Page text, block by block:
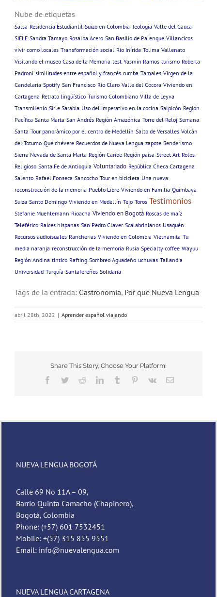
Nube de etiquetas
Salsa Residencia Estudiantil Suizo en Colombia Teologia Valle del Cauca
SIELE Sandra Tamayo Rosalba Acero San Basilio de Palenque Villancicos
vivir como locales Transformación social Rio Inírida Tolima Vallenato
Visitando el museo Casa de la Memoria test Yasmin Ramos turismo Roberta
Padroni similitudes entre español y francés rumba Tamales Virgen de la
Candelaria Spotify San Francisco Rio Claro Valle del Cocora Viviendo en
Cartagena Retrato lingüístico Turismo Colombiano Villa de Leyva
Transmilenio Sirle Sarabia Uso del imperativo en la cocina Salpicón Región
Pacífica Santa Marta San Andrés Región Amazónica Torre del Reloj Semana
Santa Tour panorámico por el centro de Medellín Salto de Versalles Volcán
del Totumo Qué chévere Recuerdos de Nueva Lengua zapote Senderismo
Sierra Nevada de Santa Marta Región Caribe Región paisa Street Art Rolos
Religioso Santa Fe de Antioquia Voluntariado República Checa Cartagena
Salento Rafael Fonseca Sancocho Tour en bicicleta Una nueva
reconstrucción de la memoria Pueblo Libre Viviendo en Familia Quimbaya
Suiza Santo Domingo Viviendo en Medellín Tejo Toros Testimonios
Stefanie Muehlemann Rioacha Viviendo en Bogotá Roscas de maíz
Teleférico Raíces hispanas San Pedro Claver Scalabrinianos Usaquén
Recursos audioisuales Rancherias Viviendo en Colombia Vietnamita Tu
media naranja reconstrucción de la memoria Rusia Specialty coffee Wayuu
Región Andina tintico Rafting Sombreo Aguadeño uchuvas Tailandia
Universidad Turquía Santafereños Solidaria
Tags de la entrada: Gastronomía, Por qué Nueva Lengua
abril 28th, 2022 | Aprender español viajando
Share This Story, Choose Your Platform!
Facebook
TwitterRedditLinkedInTumblr Pinterest
Vk Email
NUEVA LENGUA BOGOTÁ
Calle 69 No 11A – 09,
Barrio Quinta Camacho (Chapinero),
Bogotá, Colombia
Phone: (+57) 601 7532451
Mobile: +(57) 315 855 9551
Email: info@nuevalengua.com
NUEVA LENGUA CARTAGENA